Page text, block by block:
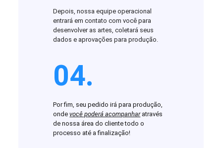
Depois, nossa equipe operacional
entrará em contato com você para
desenvolver as artes, coletará seus
dados e aprovações para produção.
04.
Por fim, seu pedido irá para produção,
ondevocê poderá acompanharatravés
de nossa área do cliente todo o
processo até a finalização!